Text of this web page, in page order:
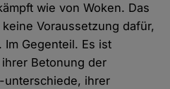
wie von Woken. Das
Voraussetzung dafür,
Gegenteil. Es ist
Betonung der
unterschiede, ihrer